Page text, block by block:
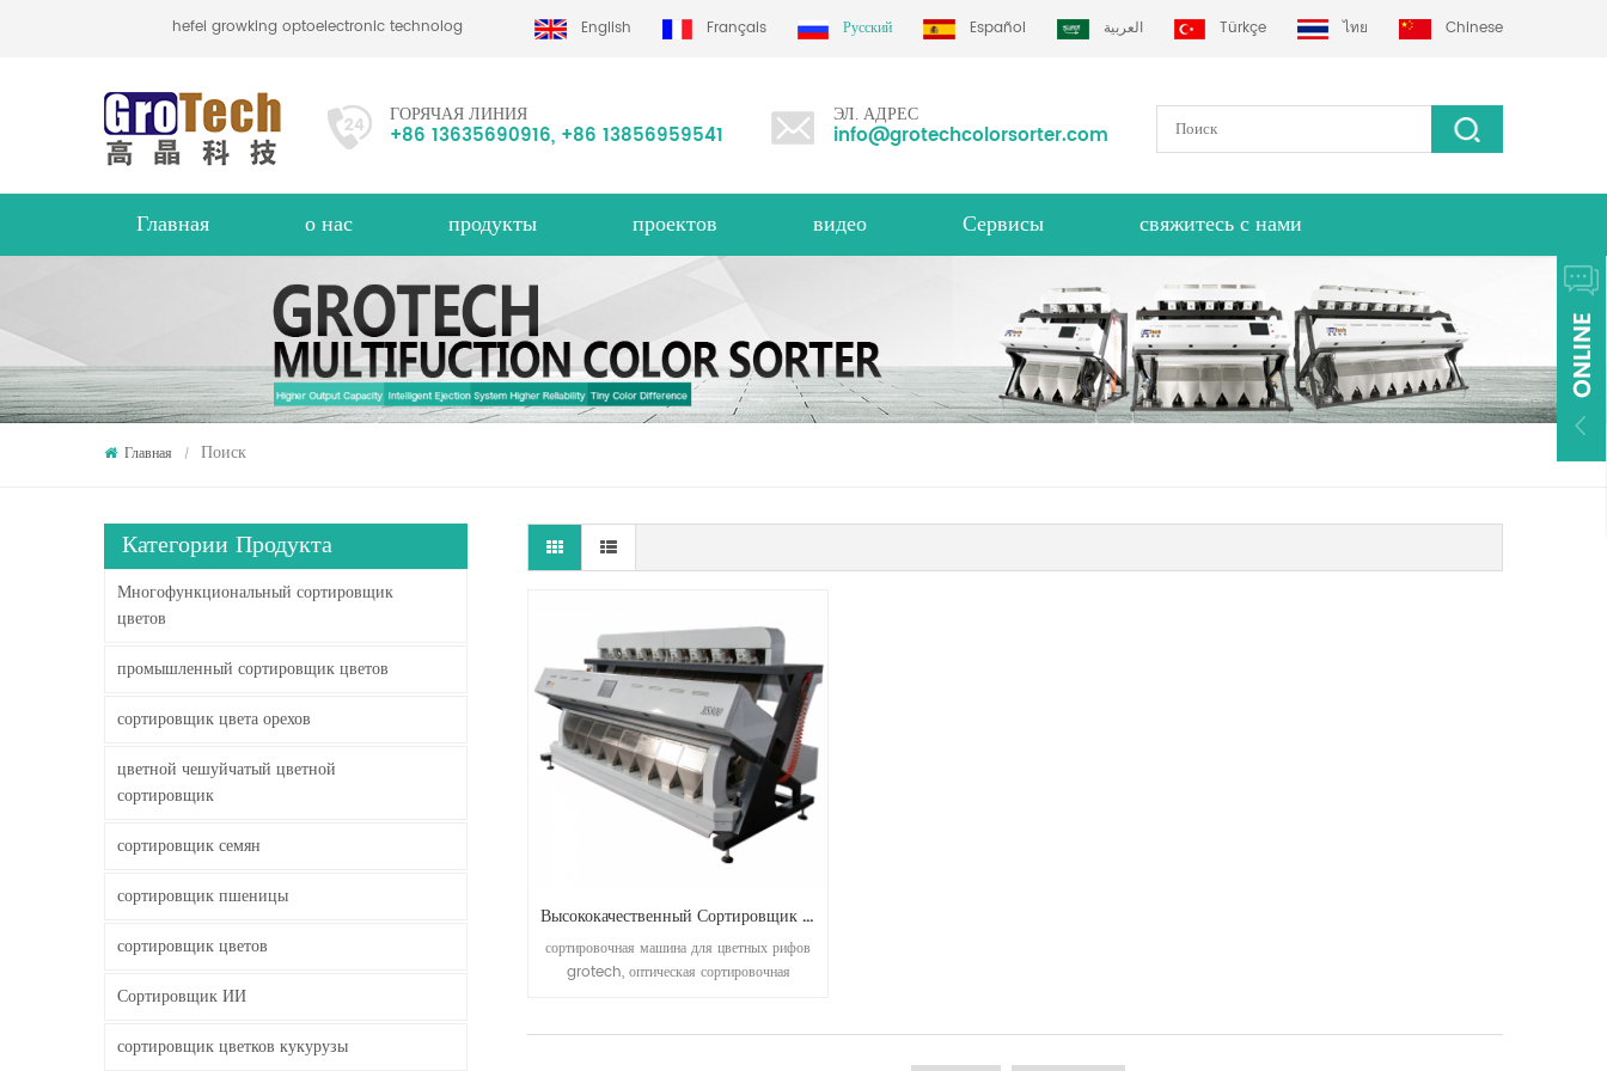
hefei growking optoelectronic technology co., ltd English Français Русский Español العربية Türkçe ไทย Chinese
ГОРЯЧАЯ ЛИНИЯ
+86 13635690916, +86 13856959541
ЭЛ. АДРЕС
info@grotechcolorsorter.com
Главная о нас продукты проектов видео Сервисы свяжитесь с нами
Главная / Поиск
Категории Продукта
Многофункциональный сортировщик
цветов
промышленный сортировщик цветов
сортировщик цвета орехов
цветной чешуйчатый цветной
сортировщик
сортировщик семян
сортировщик пшеницы
сортировщик цветов
Сортировщик ИИ
сортировщик цветков кукурузы
Высококачественный Сортировщик Цветов С Хорошим Послепродажным Обслуживанием
сортировочная машина для цветных рифов
grotech, оптическая сортировочная